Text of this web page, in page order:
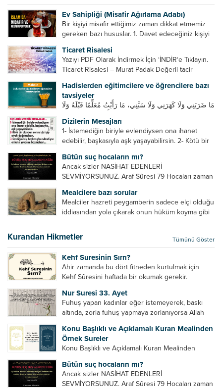
Ev Sahipliği (Misafir Ağırlama Adabı)
Bir kişiyi misafir ettiğimiz zaman dikkat etmemiz
gereken bazı hususlar. 1. Davet edeceğiniz kişiyi
önce, bir hafta önce veya gün içinde davet edin....
Ticaret Risalesi
Yazıyı PDF Olarak İndirmek İçin ‘İNDİR‘e Tıklayın.
Ticaret Risalesi – Murat Padak Değerli tacir
ticaret yapmaktır. Peygamber efendimiz de ticaret
yapmıştır. Hz. Hatice...
Hadislerden eğitimcilere ve öğrencilere bazı
tavsiyeler
مَا ضَرَبَنِي وَلَا كَهَرَنِي وَلَا سَبَّنِي، مَا رَأَيْتُ مُعَلِّمًا قَبْلَهُ وَلَا
ve sellem beni dövmedi, azarlamadı ve bana
sövmedi. Ben ne ondan önce...
Dizilerin Mesajları
1- İstemediğin biriyle evlendiysen ona ihanet
edebilir, başkasıyla aşk yaşayabilirsin. 2- Kötü bir
Sevdiğin kişi başkasıyla evlendiyse onların
yuvasını bozmalısın. 4- Hiçbir dizide...
Bütün suç hocaların mı?
Ancak sizler NASİHAT EDENLERİ
SEVMİYORSUNUZ. Araf Sûresi 79 Hocaları zaman
geliştirmeleri hususunda bazen açık bazen gizli
tenkitlerde bulunmuşuzdur. Örneğin hocalarda
olması gereken hususları sıralar ve...
Mealcilere bazı sorular
Mealciler hazreti peygamberin sadece elçi olduğu
iddiasından yola çıkarak onun hüküm koyma gibi
elçilik yaptığı makam adına teşri yapamaz. Sadece
elçi kelimesinin manasından...
Kurandan Hikmetler Tümünü Göster
Kehf Suresinin Sırrı?
Ahir zamanda bu dört fitneden kurtulmak için
Kehf Sûresini haftada bir okumak gerekir.
din algısı, yanlış din öğreten hoca algısını yenmek
vb. Dini doğru...
Nur Suresi 33. Ayet
Fuhuş yapan kadınlar eğer istemeyerek, baskı
altında, zorla fuhuş yapmaya zorlanıyorsa Allah
cariyelerinizi dünya hayatının menfaatini elde
etmek için fuhuş yapmaya zorlamayın. Her...
Konu Başlıklı ve Açıklamalı Kuran Mealinden
Örnek Sureler
Konu Başlıklı ve Açıklamalı Kuran Mealinden
Bütün suç hocaların mı?
Ancak sizler NASİHAT EDENLERİ
SEVMİYORSUNUZ. Araf Sûresi 79 Hocaları zaman